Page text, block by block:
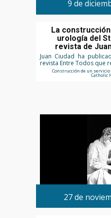
9 de
La
urología del
revista de
Juan Ciudad ha
revista Entre Todos que
Construcción de un servicio
Catholic
27 de